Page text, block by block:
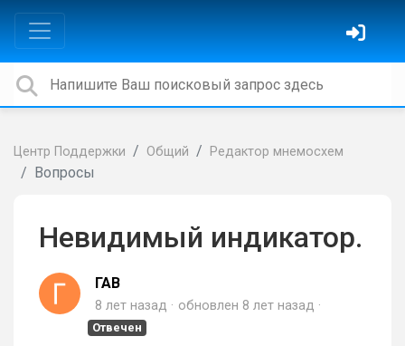
Центр Поддержки Общий Редактор мнемосхем
Вопросы
Невидимый индикатор.
ГАВ
8 лет назад обновлен 8 лет назад
Отвечен